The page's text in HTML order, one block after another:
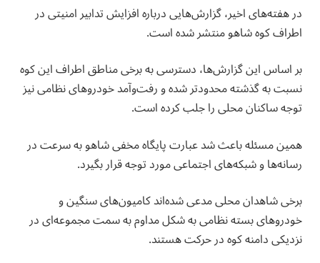
در هفته‌های اخیر، گزارش‌هایی درباره افزایش تدابیر امنیتی در
اطراف کوه شاهو منتشر شده است.
بر اساس این گزارش‌ها، دسترسی به برخی مناطق اطراف این کوه
نسبت به گذشته محدودتر شده و رفت‌وآمد خودروهای نظامی نیز
توجه ساکنان محلی را جلب کرده است.
همین مسئله باعث شد عبارت پایگاه مخفی شاهو به سرعت در
رسانه‌ها و شبکه‌های اجتماعی مورد توجه قرار بگیرد.
برخی شاهدان محلی مدعی شده‌اند کامیون‌های سنگین و
خودروهای بسته نظامی به شکل مداوم به سمت مجموعه‌ای در
نزدیکی دامنه کوه در حرکت هستند.